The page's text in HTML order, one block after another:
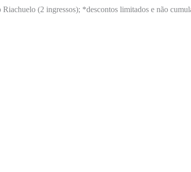
(2 ingressos); *descontos limitados e não